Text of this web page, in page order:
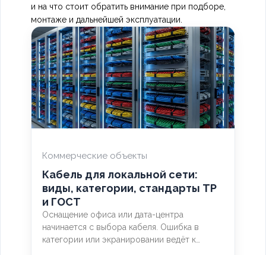
и на что стоит обратить внимание при подборе,
монтаже и дальнейшей эксплуатации.
Коммерческие объекты
Кабель для локальной сети:
виды, категории, стандарты ТР
и ГОСТ
Оснащение офиса или дата-центра
начинается с выбора кабеля. Ошибка в
категории или экранировании ведёт к